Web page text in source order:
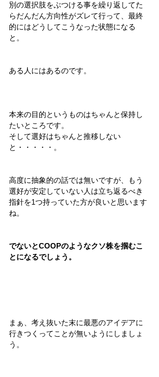
別の選択肢をぶつける事を繰り返してた
らだんだん方向性がズレて行って、最終
的にはどうしてこうなった状態になる
と。
ある人にはあるのです。
本来の目的というものはちゃんと保持し
たいところです。
そして選好はちゃんと推移しない
と・・・・・。
高度に抽象的の話では無いですが、もう
選好が安定していない人は立ち返るべき
指針を1つ持っていた方が良いと思います
ね。
でないとCOOPのようなクソ株を掴むこ
とになるでしょう。
まぁ、考え抜いた末に最悪のアイデアに
行きつくってことが無いようにしましょ
う。